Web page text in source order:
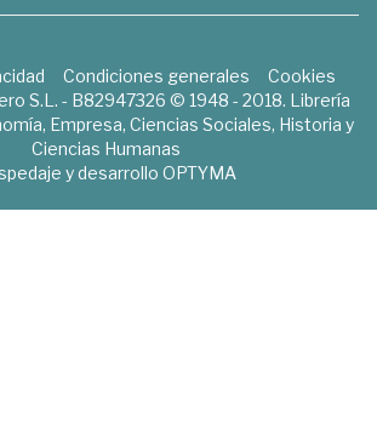
Condiciones generales
Cookies
S.L. - B82947326 © 1948 - 2018. Librería
Empresa, Ciencias Sociales, Historia y
Ciencias Humanas
y desarrollo OPTYMA